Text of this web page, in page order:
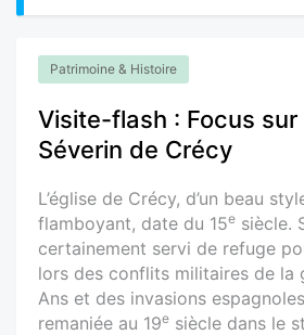
Patrimoine & Histoire
Visite-flash : Focus sur
Séverin de Crécy
L’église de Crécy, d’un beau
flamboyant, date du 15e siècle.
certainement servi de refuge
lors des conflits militaires de la
Ans et des invasions
remaniée au 19e siècle dans le